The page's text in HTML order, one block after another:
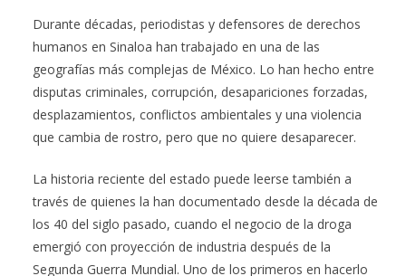
Durante décadas, periodistas y defensores de derechos
humanos en Sinaloa han trabajado en una de las
geografías más complejas de México. Lo han hecho entre
disputas criminales, corrupción, desapariciones forzadas,
desplazamientos, conflictos ambientales y una violencia
que cambia de rostro, pero que no quiere desaparecer.
La historia reciente del estado puede leerse también a
través de quienes la han documentado desde la década de
los 40 del siglo pasado, cuando el negocio de la droga
emergió con proyección de industria después de la
Segunda Guerra Mundial. Uno de los primeros en hacerlo